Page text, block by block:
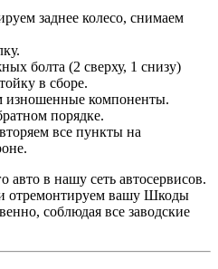
заднее колесо, снимаем
болта (2 сверху, 1 снизу)
в сборе.
изношенные компоненты.
порядке.
все пункты на
авто в нашу сеть автосервисов.
отремонтируем вашу Шкоды
соблюдая все заводские